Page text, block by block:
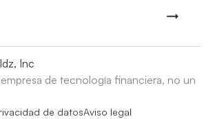
Inc
de tecnología financiera, no un
de datosAviso legal